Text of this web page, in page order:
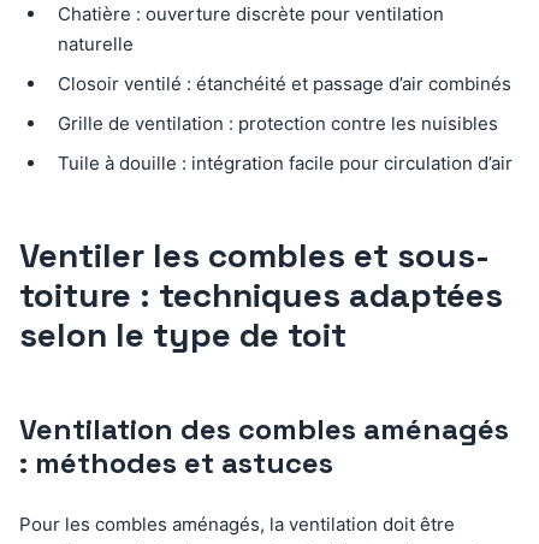
Chatière : ouverture discrète pour ventilation
naturelle
Closoir ventilé : étanchéité et passage d’air combinés
Grille de ventilation : protection contre les nuisibles
Tuile à douille : intégration facile pour circulation d’air
Ventiler les combles et sous-
toiture : techniques adaptées
selon le type de toit
Ventilation des combles aménagés
: méthodes et astuces
Pour les combles aménagés, la ventilation doit être